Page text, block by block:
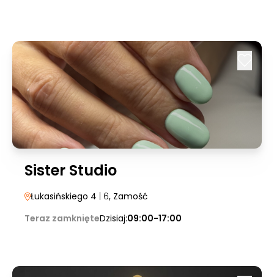
Sister Studio
Łukasińskiego 4 | 6, Zamość
Teraz zamknięteDzisiaj:09:00-17:00